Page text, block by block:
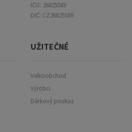
IČO: 26825589
DIČ: CZ26825589
UŽITEČNÉ
Velkoobchod
Výrobci
Dárkový poukaz